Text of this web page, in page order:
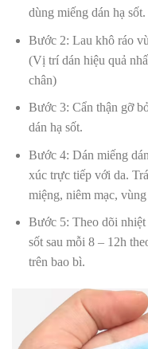
dùng miếng dán hạ sốt.
Bước 2: Lau khô ráo
(Vị trí dán hiệu quả
chân)
Bước 3: Cẩn thận gỡ
dán hạ sốt.
Bước 4: Dán miếng
xúc trực tiếp với da.
miệng, niêm mạc,
Bước 5: Theo dõi
sốt sau mỗi 8 – 12h
trên bao bì.